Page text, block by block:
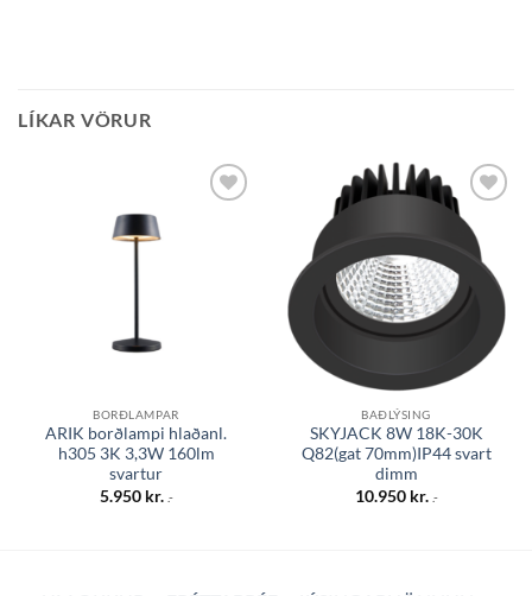
LÍKAR VÖRUR
BORÐLAMPAR
ARIK borðlampi hlaðanl.
h305 3K 3,3W 160lm
svartur
5.950 kr. .-
Bæta á
óskalista
BAÐLÝSING
SKYJACK 8W 18K-30K
Q82(gat 70mm)IP44 svart
dimm
10.950 kr. .-